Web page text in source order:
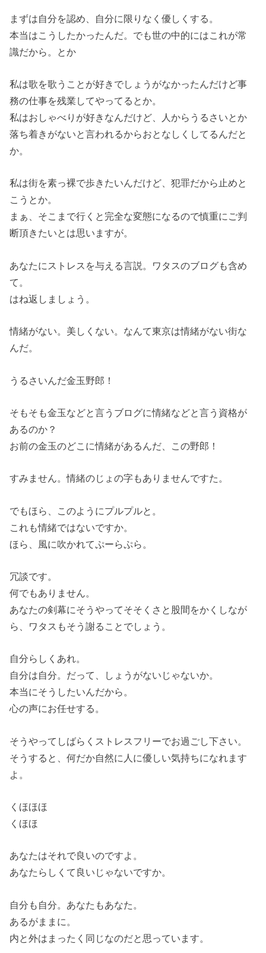
まずは自分を認め、自分に限りなく優しくする。
本当はこうしたかったんだ。でも世の中的にはこれが常
識だから。とか
私は歌を歌うことが好きでしょうがなかったんだけど事
務の仕事を残業してやってるとか。
私はおしゃべりが好きなんだけど、人からうるさいとか
落ち着きがないと言われるからおとなしくしてるんだと
か。
私は街を素っ裸で歩きたいんだけど、犯罪だから止めと
こうとか。
まぁ、そこまで行くと完全な変態になるので慎重にご判
断頂きたいとは思いますが。
あなたにストレスを与える言説。ワタスのブログも含め
て。
はね返しましょう。
情緒がない。美しくない。なんて東京は情緒がない街な
んだ。
うるさいんだ金玉野郎！
そもそも金玉などと言うブログに情緒などと言う資格が
あるのか？
お前の金玉のどこに情緒があるんだ、この野郎！
すみません。情緒のじょの字もありませんですた。
でもほら、このようにプルプルと。
これも情緒ではないですか。
ほら、風に吹かれてぷーらぷら。
冗談です。
何でもありません。
あなたの剣幕にそうやってそそくさと股間をかくしなが
ら、ワタスもそう謝ることでしょう。
自分らしくあれ。
自分は自分。だって、しょうがないじゃないか。
本当にそうしたいんだから。
心の声にお任せする。
そうやってしばらくストレスフリーでお過ごし下さい。
そうすると、何だか自然に人に優しい気持ちになれます
よ。
くほほほ
くほほ
あなたはそれで良いのですよ。
あなたらしくて良いじゃないですか。
自分も自分。あなたもあなた。
あるがままに。
内と外はまったく同じなのだと思っています。